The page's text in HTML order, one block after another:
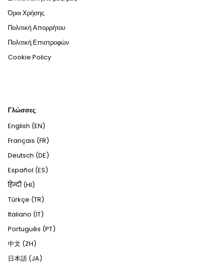
Όροι Χρήσης
Πολιτική Απορρήτου
Πολιτική Επιστροφών
Cookie Policy
Γλώσσες
English (EN)
Français (FR)
Deutsch (DE)
Español (ES)
हिन्दी (HI)
Türkçe (TR)
Italiano (IT)
Português (PT)
中文 (ZH)
日本語 (JA)